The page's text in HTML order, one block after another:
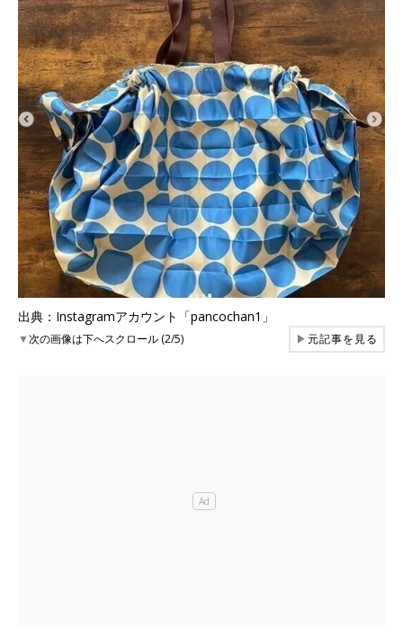
出典：Instagramアカウント「pancochan1」
▼次の画像は下へスクロール (2/5) ▶元記事を見る